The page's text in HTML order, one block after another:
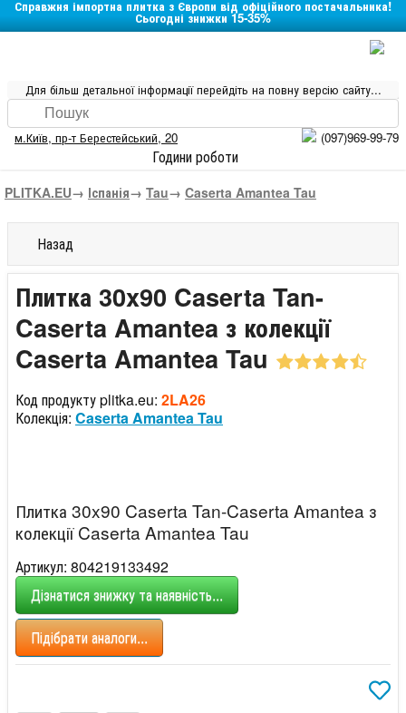
Справжня імпортна плитка з Європи від офіційного постачальника!
Сьогодні знижки 15-35%
Для більш детальної інформації перейдіть на повну версію сайту...
м.Київ, пр-т Берестейський, 20 (097)969-99-79
Години роботи
PLITKA.EU→ Іспанія→ Tau→ Caserta Amantea Tau
Назад
Плитка 30x90 Caserta Tan-
Caserta Amantea з колекції
Caserta Amantea Tau
Код продукту plitka.eu: 2LA26
Колекція: Caserta Amantea Tau
Плитка 30x90 Caserta Tan-Caserta Amantea з
колекції Caserta Amantea Tau
Артикул: 804219133492
Дізнатися знижку та наявність...
Підібрати аналоги...